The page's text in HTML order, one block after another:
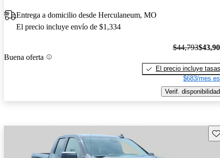
Entrega a domicilio desde Herculaneum, MO
El precio incluye envío de $1,334
Buena oferta
$44,793
El precio incluye tasas
$683/mes
Verif. disponibilidad